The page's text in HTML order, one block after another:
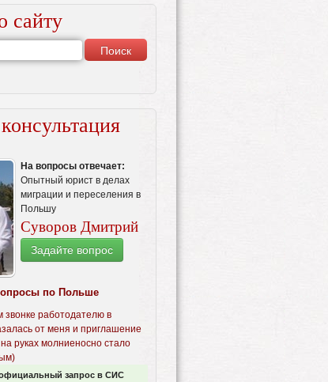
сайту
На вопросы отвечает:
Опытный юрист в делах
миграции и переселения в
Польшу
Суворов Дмитрий
Задайте вопрос
по Польше
работодателю в
от меня и приглашение
руках молниеносно стало
запрос в СИС